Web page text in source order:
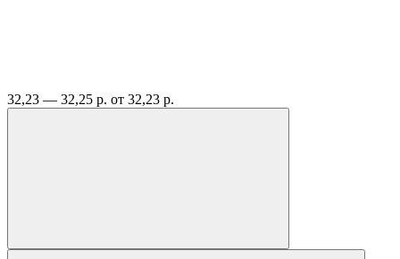
32,23 — 32,25 р. от 32,23 р.